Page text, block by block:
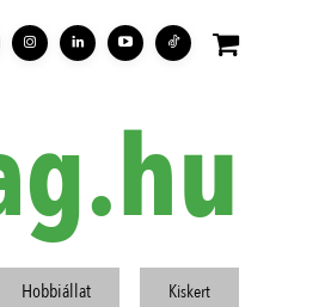
Hobbiállat Kiskert